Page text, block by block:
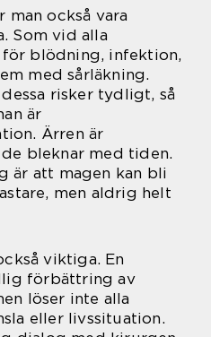
också vara
Som vid alla
blödning, infektion,
med sårläkning.
risker tydligt, så
är
Ärren är
bleknar med tiden.
är att magen kan bli
men aldrig helt
viktiga. En
förbättring av
löser inte alla
eller livssituation.